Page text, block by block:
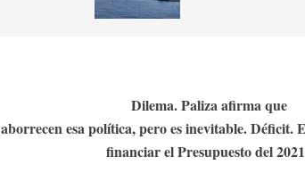
Dilema. Paliza afirma que
aborrecen esa política, pero es inevitable. Déficit.
financiar el Presupuesto del